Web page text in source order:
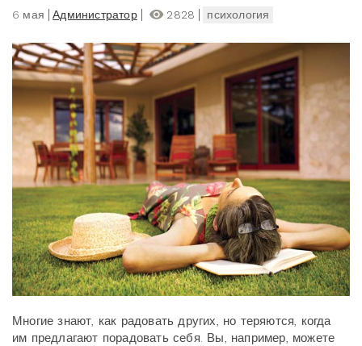
6 мая Администратор 2828 психология
Многие знают, как радовать других, но теряются, когда
им предлагают порадовать себя. Вы, например, можете